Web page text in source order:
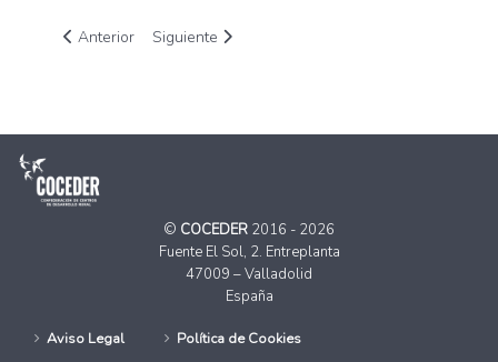
Artículo anterior: COCEDER renueva su sello EFQM como
Anterior Artículo siguiente: COCEDER se suma a
Siguiente
© COCEDER 2016 - 2026
Fuente El Sol, 2. Entreplanta
47009 – Valladolid
España
Aviso Legal
Política de Cookies